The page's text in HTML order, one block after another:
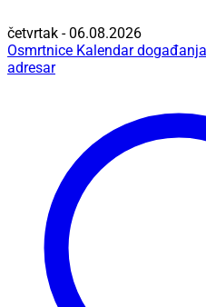
četvrtak - 06.08.2026
Osmrtnice Kalendar događanja
adresar